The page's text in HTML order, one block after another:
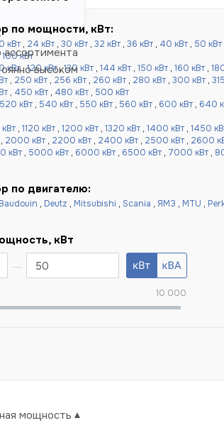
по мощности, кВт:
кВт , 24 кВт , 30 кВт , 32 кВт , 36 кВт , 40 кВт , 50 кВт
100 кВт
кВт,120 кВт,130 кВт , 144 кВт , 150 кВт , 160 кВт ,
, 250 кВт , 256 кВт , 260 кВт , 280 кВт , 300 кВт ,
, 450 кВт , 480 кВт , 500 кВт
520 кВт , 540 кВт , 550 кВт , 560 кВт , 600 кВт , 640
кВт , 1120 кВт , 1200 кВт , 1320 кВт , 1400 кВт , 1450
, 2000 кВт , 2200 кВт , 2400 кВт , 2500 кВт , 2600
кВт , 5000 кВт , 6000 кВт , 6500 кВт , 7000 кВт ,
по двигателю:
Baudouin , Deutz , Mitsubishi , Scania , ЯМЗ , MTU ,
кВт
10 000
мощность
высоком